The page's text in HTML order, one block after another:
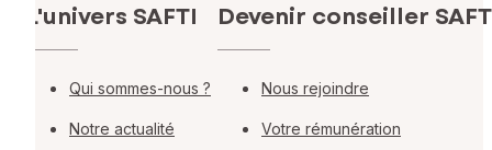
L'univers SAFTI
Qui sommes-nous ?
Notre actualité
Devenir conseiller
Nous rejoindre
Votre rémunération